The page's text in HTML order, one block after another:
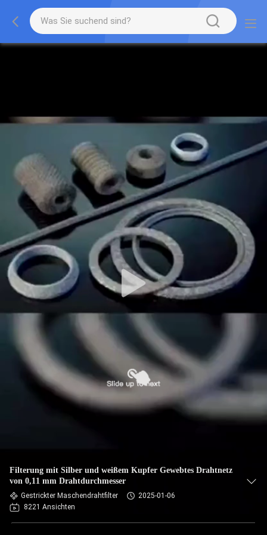
Filterung mit Silber und weißem Kupfer Gewebtes Drahtnetz
von 0,11 mm Drahtdurchmesser
Gestrickter Maschendrahtfilter
2025-01-06
8221 Ansichten